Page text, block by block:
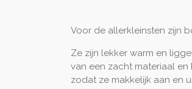
Voor de allerkleinsten zijn
Ze zijn lekker warm en
van een zacht materiaal
zodat ze makkelijk aan en